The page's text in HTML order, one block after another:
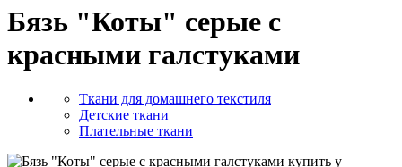
Бязь "Коты" серые с
красными галстуками
Ткани для домашнего текстиля
Детские ткани
Плательные ткани